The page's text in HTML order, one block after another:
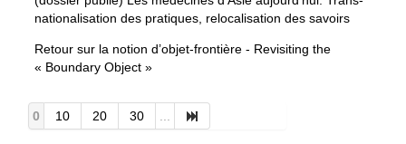
nationalisation des pratiques, relocalisation des savoirs
Retour sur la notion d’objet-frontière - Revisiting the
« Boundary Object »
0 10 20 30